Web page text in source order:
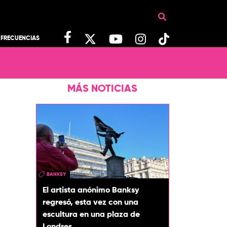
FRECUENCIAS
MÁS NOTICIAS
BANKSY
El artista anónimo Banksy
regresó, esta vez con una
escultura en una plaza de